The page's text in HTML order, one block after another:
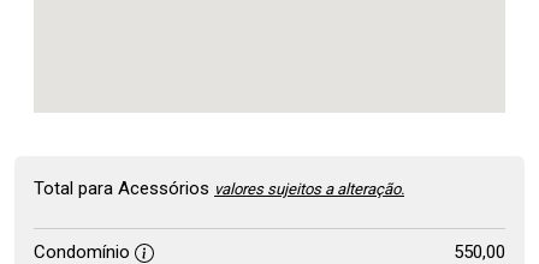
Total para Acessórios valores sujeitos a alteração.
Condomínio
550,00